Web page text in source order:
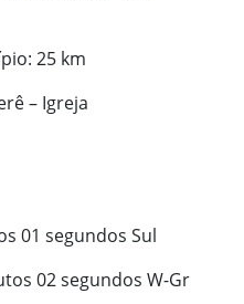
25 km
– Igreja
01 segundos Sul
02 segundos W-Gr